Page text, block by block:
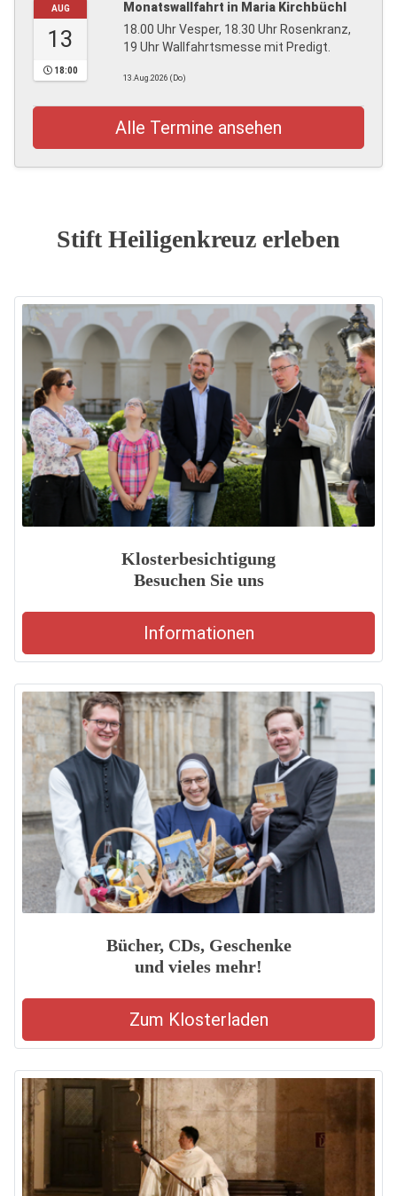
AUG
13
18:00
Monatswallfahrt in Maria Kirchbüchl
18.00 Uhr Vesper, 18.30 Uhr Rosenkranz,
19 Uhr Wallfahrtsmesse mit Predigt.
13.Aug.2026 (Do)
Alle Termine ansehen
Stift Heiligenkreuz erleben
Klosterbesichtigung
Besuchen Sie uns
Informationen
Bücher, CDs, Geschenke
und vieles mehr!
Zum Klosterladen